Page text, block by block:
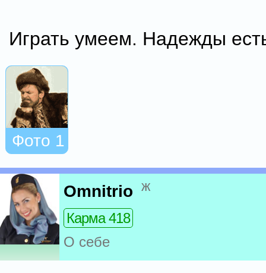
Играть умеем. Надежды
Фото 1
Omnitrio ж
Карма 418
О себе